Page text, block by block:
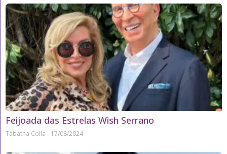
Feijoada das Estrelas Wish Serrano
Tábatha Colla 17/08/2024